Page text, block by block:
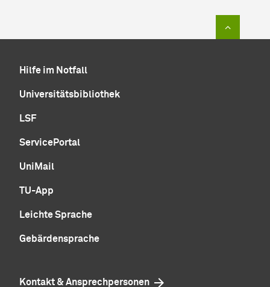
Hilfe im Notfall
Universitätsbibliothek
LSF
ServicePortal
UniMail
TU-App
Leichte Sprache
Gebärdensprache
Kontakt & Ansprechpersonen